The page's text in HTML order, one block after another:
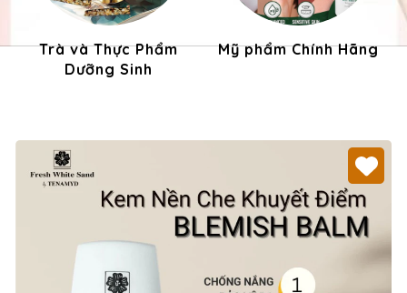
Trà và Thực Phẩm
Dưỡng Sinh
Mỹ phẩm Chính Hãng